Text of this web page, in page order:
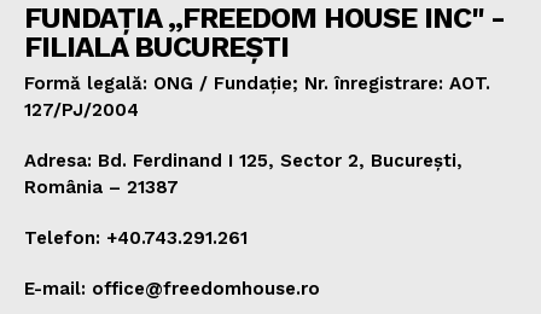
FUNDAȚIA „FREEDOM HOUSE INC" -
FILIALA BUCUREȘTI
Formă legală: ONG / Fundație; Nr. înregistrare: AOT.
127/PJ/2004
Adresa: Bd. Ferdinand I 125, Sector 2, București,
România – 21387
Telefon: +40.743.291.261
E-mail: office@freedomhouse.ro